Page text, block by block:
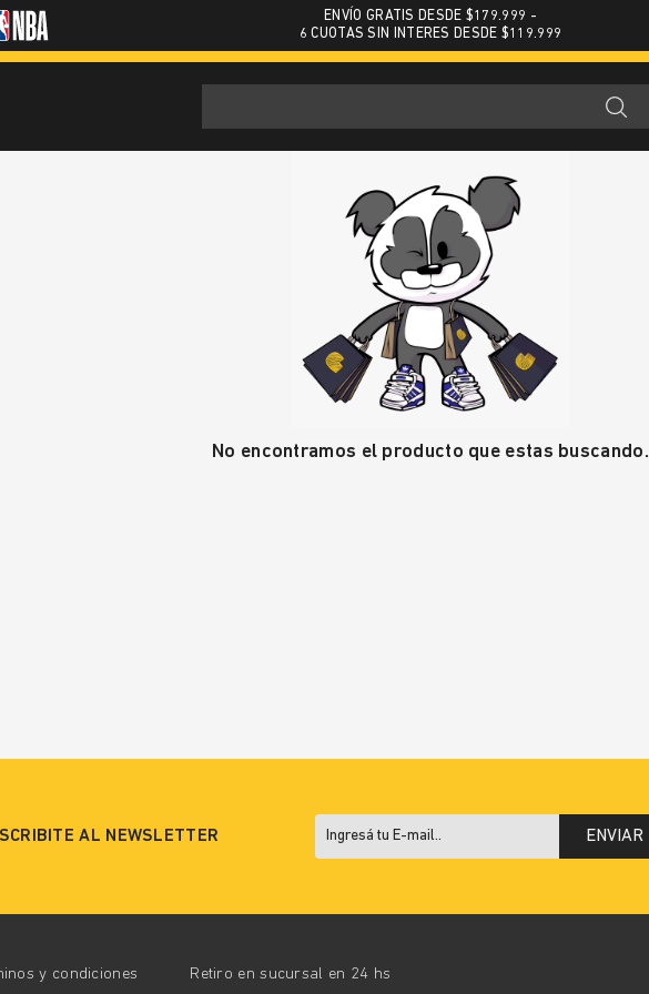
ENVÍO GRATIS DESDE $179.999 -
6 CUOTAS SIN INTERES DESDE $119.999
No encontramos el producto que estas buscando.
AL NEWSLETTER ENVIAR
y condiciones Retiro en sucursal en 24 hs